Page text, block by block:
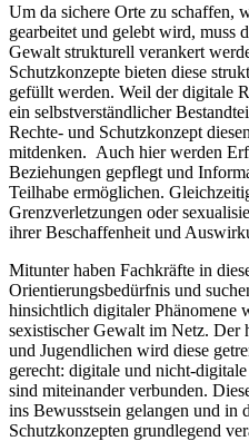
Um da sichere Orte zu schaffen,
gearbeitet und gelebt wird, muss
Gewalt strukturell verankert
Schutzkonzepte bieten diese
gefüllt werden. Weil der digitale
ein selbstverständlicher
Rechte- und Schutzkonzept
mitdenken. Auch hier werden
Beziehungen gepflegt und
Teilhabe ermöglichen.
Grenzverletzungen oder
ihrer Beschaffenheit und
Mitunter haben Fachkräfte in
Orientierungsbedürfnis und
hinsichtlich digitaler Phänomene
sexistischer Gewalt im Netz.
und Jugendlichen wird diese
gerecht: digitale und nicht-
sind miteinander verbunden.
ins Bewusstsein gelangen und in
Schutzkonzepten grundlegend